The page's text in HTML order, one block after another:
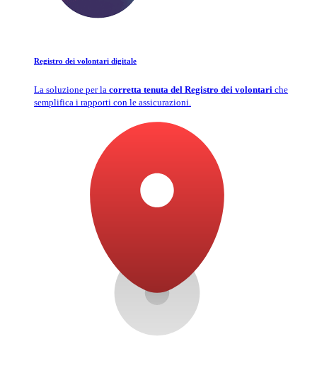
Registro dei volontari digitale
La soluzione per la corretta tenuta del Registro dei volontari che
semplifica i rapporti con le assicurazioni.